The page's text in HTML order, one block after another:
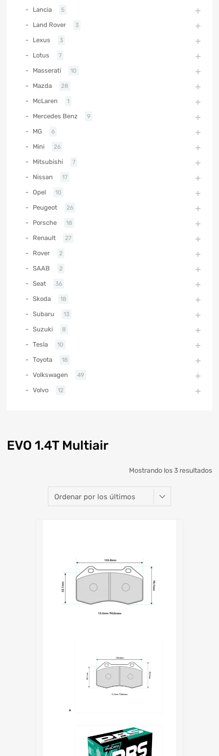
EVO 1.4T Multiair
Mostrando los 3 resultados
Lancia 5
Land Rover 3
Lexus 3
Lotus 7
Masserati 10
Mazda 28
McLaren 1
Mercedes Benz 9
MG 6
Mini 26
Mitsubishi 7
Nissan 17
Opel 10
Peugeot 26
Porsche 18
Renault 27
Rover 2
SAAB 2
Seat 36
Skoda 18
Subaru 13
Suzuki 8
Tesla 10
Toyota 18
Volkswagen 49
Volvo 12